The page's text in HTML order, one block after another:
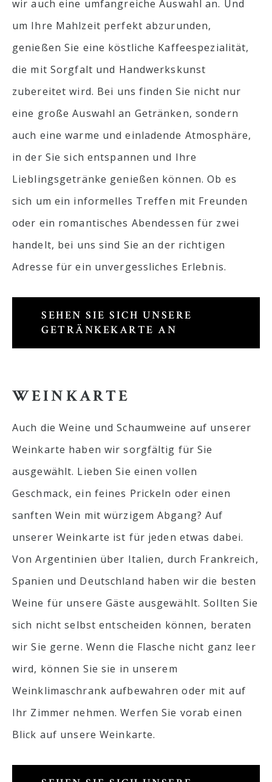
wir auch eine umfangreiche Auswahl an. Und
um Ihre Mahlzeit perfekt abzurunden,
genießen Sie eine köstliche Kaffeespezialität,
die mit Sorgfalt und Handwerkskunst
zubereitet wird. Bei uns finden Sie nicht nur
eine große Auswahl an Getränken, sondern
auch eine warme und einladende Atmosphäre,
in der Sie sich entspannen und Ihre
Lieblingsgetränke genießen können. Ob es
sich um ein informelles Treffen mit Freunden
oder ein romantisches Abendessen für zwei
handelt, bei uns sind Sie an der richtigen
Adresse für ein unvergessliches Erlebnis.
SEHEN SIE SICH UNSERE
GETRÄNKEKARTE AN
WEINKARTE
Auch die Weine und Schaumweine auf unserer
Weinkarte haben wir sorgfältig für Sie
ausgewählt. Lieben Sie einen vollen
Geschmack, ein feines Prickeln oder einen
sanften Wein mit würzigem Abgang? Auf
unserer Weinkarte ist für jeden etwas dabei.
Von Argentinien über Italien, durch Frankreich,
Spanien und Deutschland haben wir die besten
Weine für unsere Gäste ausgewählt. Sollten Sie
sich nicht selbst entscheiden können, beraten
wir Sie gerne. Wenn die Flasche nicht ganz leer
wird, können Sie sie in unserem
Weinklimaschrank aufbewahren oder mit auf
Ihr Zimmer nehmen. Werfen Sie vorab einen
Blick auf unsere Weinkarte.